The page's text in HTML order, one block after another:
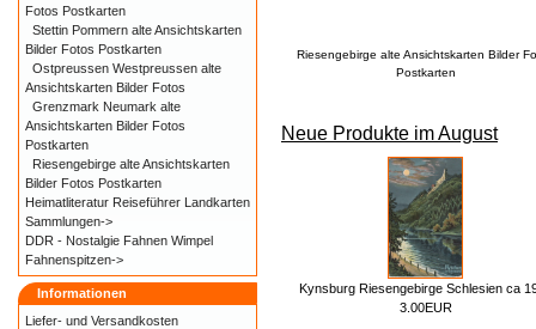
Riesengebirge alte Ansichtskarten Bilder
Postkarten
Neue Produkte im August
Kynsburg Riesengebirge Schlesien ca
3.00EUR
Fotos Postkarten
Stettin Pommern alte Ansichtskarten
Bilder Fotos Postkarten
Ostpreussen Westpreussen alte
Ansichtskarten Bilder Fotos
Grenzmark Neumark alte
Ansichtskarten Bilder Fotos
Postkarten
Riesengebirge alte Ansichtskarten
Bilder Fotos Postkarten
Heimatliteratur Reiseführer Landkarten
Sammlungen->
DDR - Nostalgie Fahnen Wimpel
Fahnenspitzen->
Informationen
Liefer- und Versandkosten